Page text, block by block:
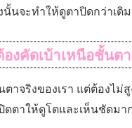
นจะทำให้ดูตาปิดกว่าเดิม
องคัดเบ้าเหนือชั้นต
าจริงของเรา แต่ต้องไม่
ดตาให้ดูโตและเห็นชัดม